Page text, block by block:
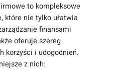
to kompleksowe
które nie tylko ułatwia
finansami
oferuje szereg
korzyści i udogodnień.
z nich: